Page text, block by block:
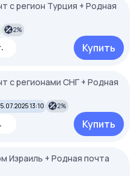
с регион Турция + Родная
2%
Купить
с регионами СНГ + Родная
13:10 2%
Купить
Израиль + Родная почта